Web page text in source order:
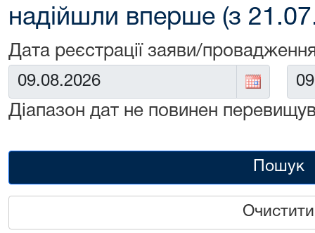
надійшли вперше (з
Дата реєстрації заяви/
Від: До:
Діапазон дат не повинен
Пошук
Очистити